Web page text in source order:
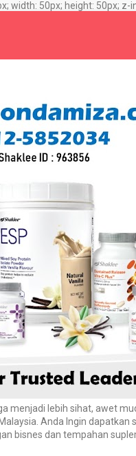
width: 50px; height: 50px; z-
menjadi lebih sihat, awet
Anda Ingin
bisnes dan tempahan